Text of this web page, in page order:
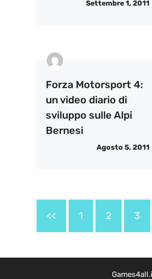
Settembre 1, 2011
Forza Motorsport 4:
un video diario di
sviluppo sulle Alpi
Bernesi
Agosto 5, 2011
<< 1 2 3